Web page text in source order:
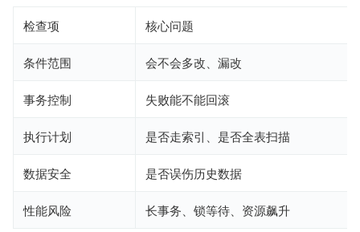
检查项 核心问题
条件范围 会不会多改、漏改
事务控制 失败能不能回滚
执行计划 是否走索引、是否全表扫描
数据安全 是否误伤历史数据
性能风险 长事务、锁等待、资源飙升